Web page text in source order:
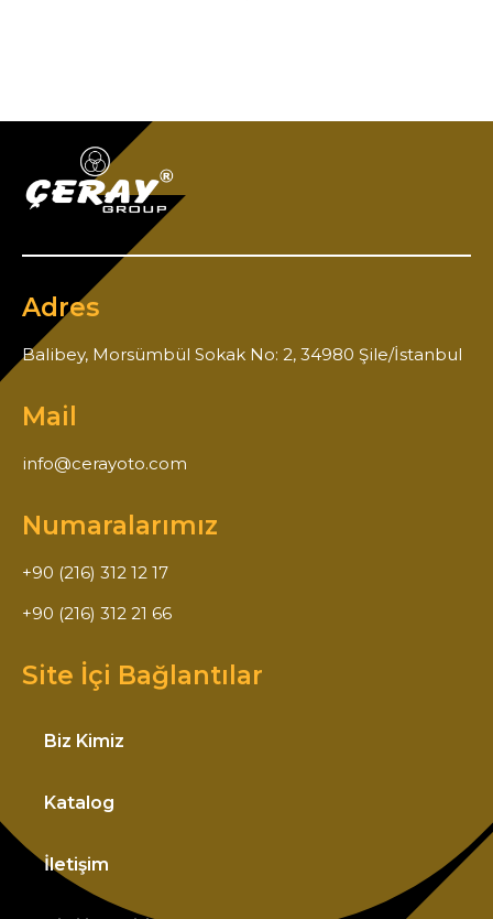
Adres
Balibey, Morsümbül Sokak No: 2, 34980 Şile/İstanbul
Mail
info@cerayoto.com
Numaralarımız
+90 (216) 312 12 17
+90 (216) 312 21 66
Site İçi Bağlantılar
Biz Kimiz
Katalog
İletişim